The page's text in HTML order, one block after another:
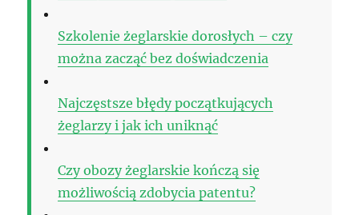
Szkolenie żeglarskie dorosłych – czy
można zacząć bez doświadczenia
Najczęstsze błędy początkujących
żeglarzy i jak ich uniknąć
Czy obozy żeglarskie kończą się
możliwością zdobycia patentu?